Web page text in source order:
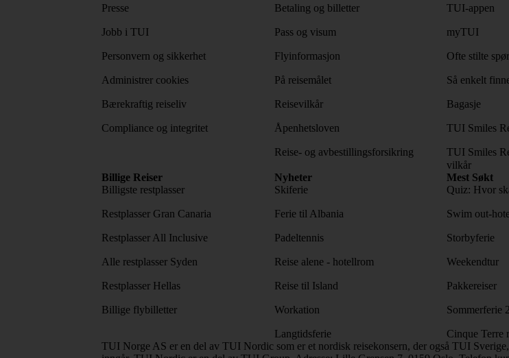
Presse
Jobb i TUI
Personvern og sikkerhet
Administrer cookies
Bærekraftig reiseliv
Compliance og integritet
Betaling og billetter
Pass og visum
Flyinformasjon
På reisemålet
Reisevilkår
Åpenhetsloven
Reise- og avbestillingsforsikring
TUI-appen
myTUI
Ofte stilte
Så enkelt
Bagasje
TUI Smiles
TUI Smiles
vilkår
Billige Reiser
Billigste restplasser
Restplasser Gran Canaria
Restplasser All Inclusive
Alle restplasser Syden
Restplasser Hellas
Billige flybilletter
Nyheter
Skiferie
Ferie til Albania
Padeltennis
Reise alene - hotellrom
Reise til Island
Workation
Langtidsferie
Mest Søkt
Quiz: Hvor
Swim out-
Storbyferie
Weekendtur
Pakkereiser
Sommerferie
Cinque Terre
TUI Norge AS er en del av TUI Nordic som er et nordisk reisekonsern, der også TUI